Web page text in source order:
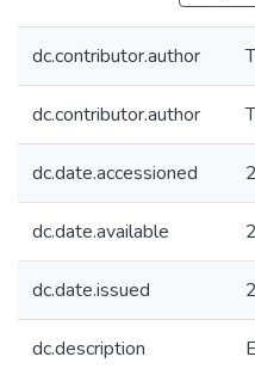
dc.contributor.author
dc.contributor.author
dc.date.accessioned
dc.date.available
dc.date.issued
dc.description